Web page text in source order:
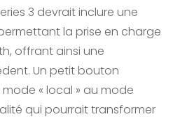
3 devrait inclure une
la prise en charge
offrant ainsi une
Un petit bouton
« local » au mode
qui pourrait transformer